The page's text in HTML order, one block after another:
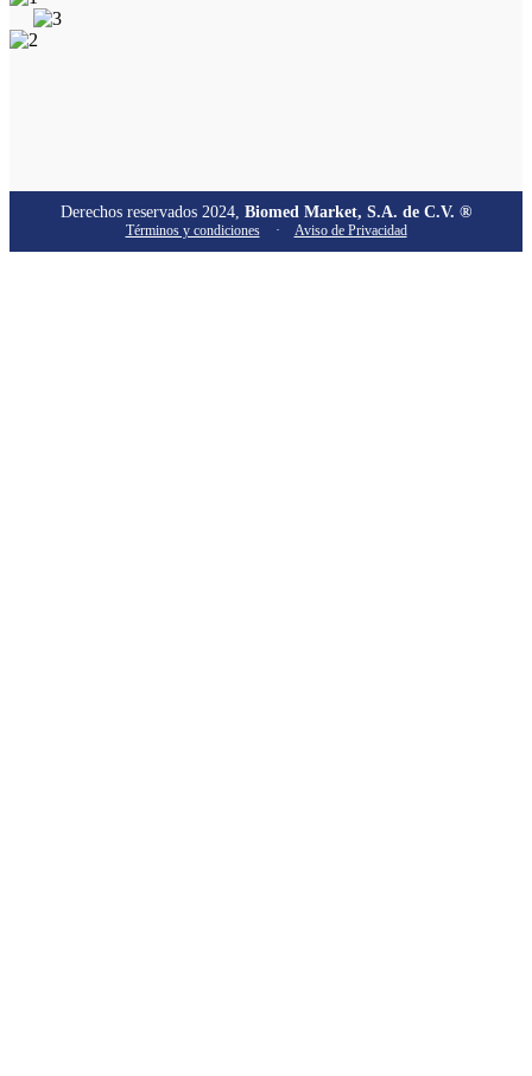
Derechos reservados 2024, Biomed Market, S.A. de C.V. ®
Términos y condiciones · Aviso de Privacidad